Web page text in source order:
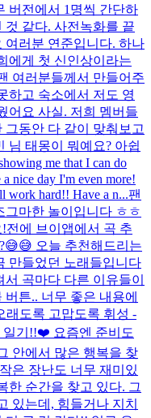
버전에서 1명씩 간단하
같다. 사전녹화를 끝
여러분 연준입니다. 하나
에게 첫 신인상이라는
여러분들께서 만들어주
하고 숙소에서 저도 영
어요 사실. 저희 멤버들
동안 다 같이 맞춰보고
님 태몽이 뭐예요? 아쉽
me that I can do
nice day I'm even more!
work hard!! Have a n...팬
마한 놀이입니다 ㅎㅎ
!전에 브이앱에서 곡 추
오늘 추천해드리는
만들었던 노래들입니다
곡마다 다른 이유들이
튼.. 너무 좋은 내용에
래도록 고맙도록 휘성 -
일기!!❤️ 요즘엔 준비도
안에서 많은 행복을 찾
은 장난도 너무 재미있
한 순간을 찾고 있다. 그
있는데, 힘들거나 지치